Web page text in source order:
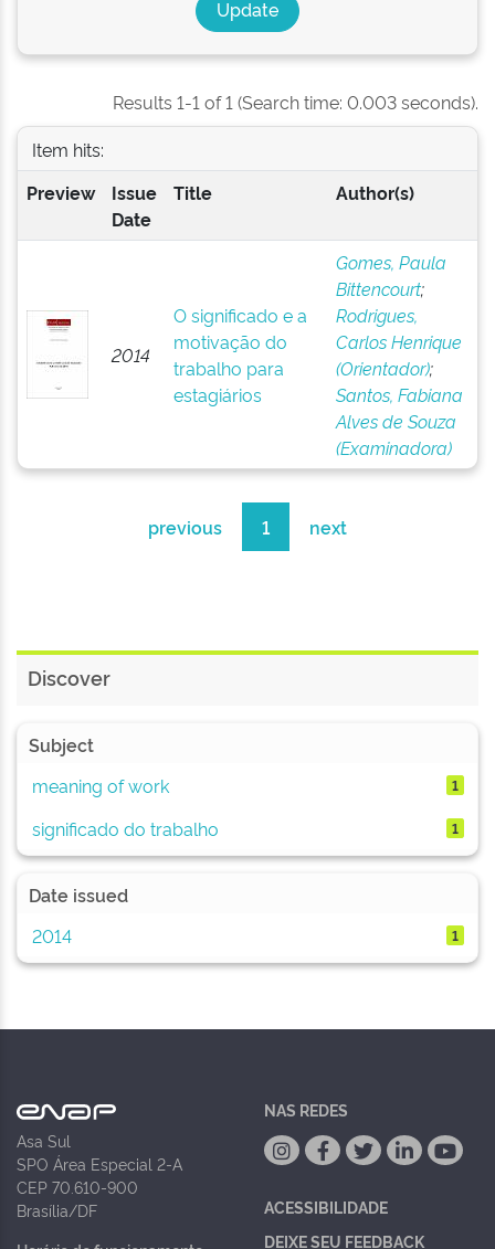
Results 1-1 of 1 (Search time: 0.003 seconds).
Item hits:
Preview
Issue
Date
Title Author(s)
2014
O significado e a
motivação do
trabalho para
estagiários
Gomes, Paula
Bittencourt;
Rodrigues,
Carlos Henrique
(Orientador);
Santos, Fabiana
Alves de Souza
(Examinadora)
previous 1 next
Discover
Subject
meaning of work
1
significado do trabalho 1
Date issued
2014
1
Asa Sul
SPO Área Especial 2-A
CEP 70.610-900
Brasília/DF
NAS REDES
ACESSIBILIDADE
DEIXE SEU FEEDBACK